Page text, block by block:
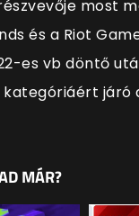
most
és a Riot
es vb döntő
kategóriáért járó
MÁR?